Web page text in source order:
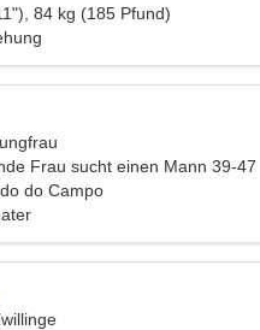
84 kg (185 Pfund)
Frau sucht einen Mann 39-47
do Campo